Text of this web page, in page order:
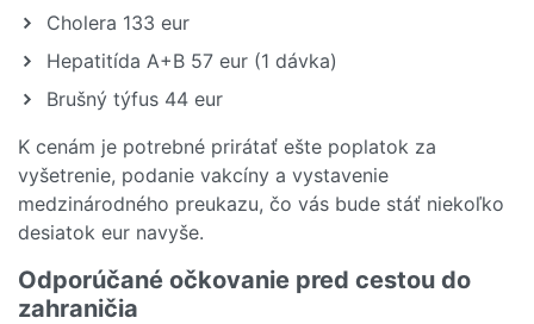
Cholera 133 eur
Hepatitída A+B 57 eur (1 dávka)
Brušný týfus 44 eur
K cenám je potrebné prirátať ešte poplatok za
vyšetrenie, podanie vakcíny a vystavenie
medzinárodného preukazu, čo vás bude stáť niekoľko
desiatok eur navyše.
Odporúčané očkovanie pred cestou do
zahraničia